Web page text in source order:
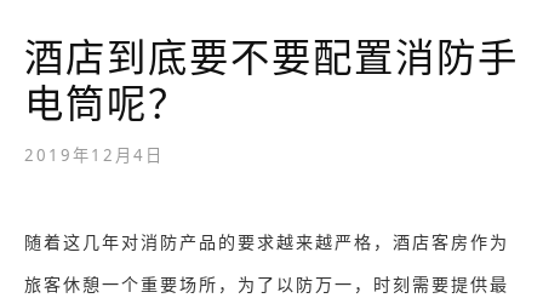
酒店到底要不要配置消防手
电筒呢？
2019年12月4日
随着这几年对消防产品的要求越来越严格，酒店客房作为
旅客休憩一个重要场所，为了以防万一，时刻需要提供最